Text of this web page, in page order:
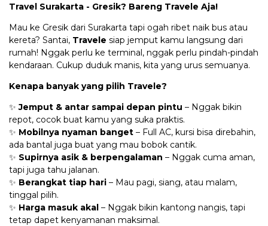
Travel Surakarta - Gresik? Bareng Travele Aja!
Mau ke Gresik dari Surakarta tapi ogah ribet naik bus atau
kereta? Santai, Travele siap jemput kamu langsung dari
rumah! Nggak perlu ke terminal, nggak perlu pindah-pindah
kendaraan. Cukup duduk manis, kita yang urus semuanya.
Kenapa banyak yang pilih Travele?
✨Jemput & antar sampai depan pintu – Nggak bikin
repot, cocok buat kamu yang suka praktis.
✨ Mobilnya nyaman banget – Full AC, kursi bisa direbahin,
ada bantal juga buat yang mau bobok cantik.
✨ Supirnya asik & berpengalaman – Nggak cuma aman,
tapi juga tahu jalanan.
✨ Berangkat tiap hari – Mau pagi, siang, atau malam,
tinggal pilih.
✨ Harga masuk akal – Nggak bikin kantong nangis, tapi
tetap dapet kenyamanan maksimal.